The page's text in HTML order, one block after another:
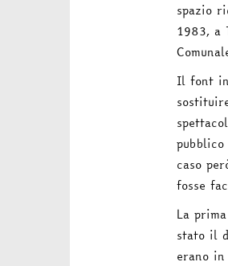
spazio
1983, a
Il font
caso
fosse
La
stato il
erano